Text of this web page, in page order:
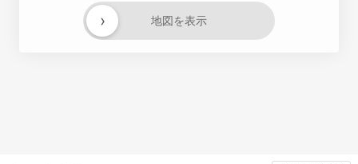
地図を表示
›